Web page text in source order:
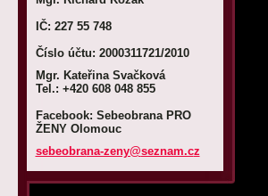
IČ: 227 55 748
Číslo účtu: 2000311721/2010
Mgr. Kateřina Svačková
Tel.: +420 608 048 855
Facebook: Sebeobrana PRO
ŽENY Olomouc
sebeobrana-zeny@seznam.cz